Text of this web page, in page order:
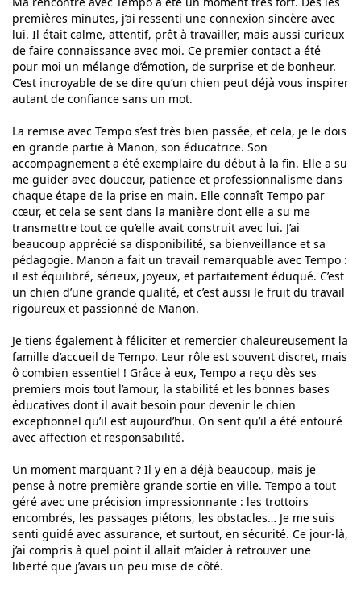
premières minutes, j’ai ressenti une connexion sincère avec
lui. Il était calme, attentif, prêt à travailler, mais aussi curieux
de faire connaissance avec moi. Ce premier contact a été
pour moi un mélange d’émotion, de surprise et de bonheur.
C’est incroyable de se dire qu’un chien peut déjà vous inspirer
autant de confiance sans un mot.
La remise avec Tempo s’est très bien passée, et cela, je le dois
en grande partie à Manon, son éducatrice. Son
accompagnement a été exemplaire du début à la fin. Elle a su
me guider avec douceur, patience et professionnalisme dans
chaque étape de la prise en main. Elle connaît Tempo par
cœur, et cela se sent dans la manière dont elle a su me
transmettre tout ce qu’elle avait construit avec lui. J’ai
beaucoup apprécié sa disponibilité, sa bienveillance et sa
pédagogie. Manon a fait un travail remarquable avec Tempo :
il est équilibré, sérieux, joyeux, et parfaitement éduqué. C’est
un chien d’une grande qualité, et c’est aussi le fruit du travail
rigoureux et passionné de Manon.
Je tiens également à féliciter et remercier chaleureusement la
famille d’accueil de Tempo. Leur rôle est souvent discret, mais
ô combien essentiel ! Grâce à eux, Tempo a reçu dès ses
premiers mois tout l’amour, la stabilité et les bonnes bases
éducatives dont il avait besoin pour devenir le chien
exceptionnel qu’il est aujourd’hui. On sent qu’il a été entouré
avec affection et responsabilité.
Un moment marquant ? Il y en a déjà beaucoup, mais je
pense à notre première grande sortie en ville. Tempo a tout
géré avec une précision impressionnante : les trottoirs
encombrés, les passages piétons, les obstacles… Je me suis
senti guidé avec assurance, et surtout, en sécurité. Ce jour-là,
j’ai compris à quel point il allait m’aider à retrouver une
liberté que j’avais un peu mise de côté.